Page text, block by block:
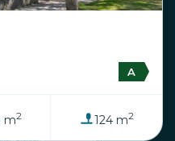
A
m2 124 m2